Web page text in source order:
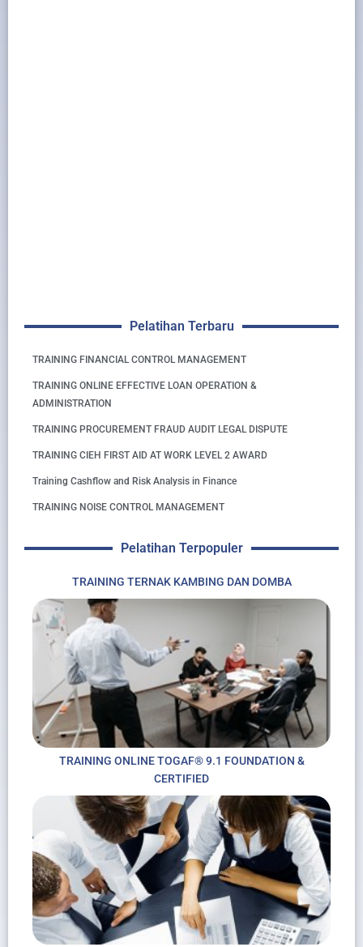
Pelatihan Terbaru
TRAINING FINANCIAL CONTROL MANAGEMENT
TRAINING ONLINE EFFECTIVE LOAN OPERATION &
ADMINISTRATION
TRAINING PROCUREMENT FRAUD AUDIT LEGAL DISPUTE
TRAINING CIEH FIRST AID AT WORK LEVEL 2 AWARD
Training Cashflow and Risk Analysis in Finance
TRAINING NOISE CONTROL MANAGEMENT
Pelatihan Terpopuler
TRAINING TERNAK KAMBING DAN DOMBA
TRAINING ONLINE TOGAF® 9.1 FOUNDATION &
CERTIFIED